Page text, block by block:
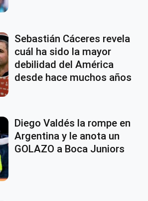
Sebastián Cáceres revela
cuál ha sido la mayor
debilidad del América
desde hace muchos años
Diego Valdés la rompe en
Argentina y le anota un
GOLAZO a Boca Juniors